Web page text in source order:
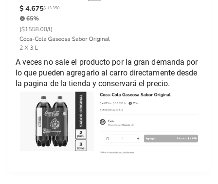
A veces no sale el producto por la gran demanda por
lo que pueden agregarlo al carro directamente desde
la pagina de la tienda y conservará el precio.